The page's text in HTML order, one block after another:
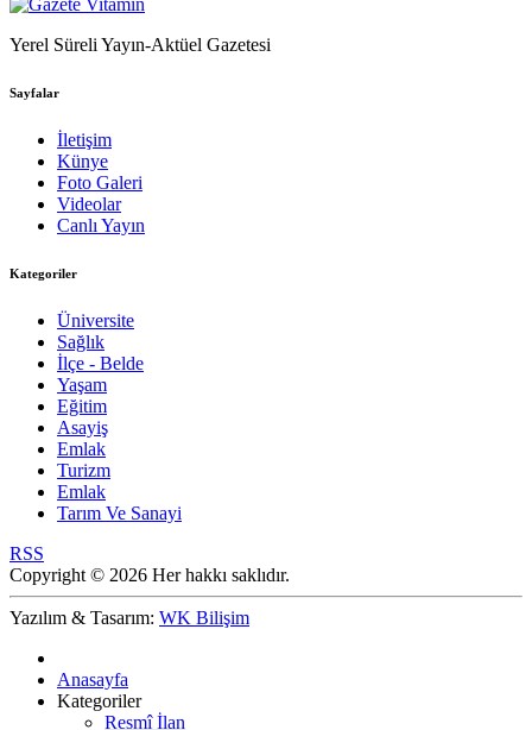
Yerel Süreli Yayın-Aktüel Gazetesi
Sayfalar
İletişim
Künye
Foto Galeri
Videolar
Canlı Yayın
Kategoriler
Üniversite
Sağlık
İlçe - Belde
Yaşam
Eğitim
Asayiş
Emlak
Turizm
Emlak
Tarım Ve Sanayi
RSS
Copyright © 2026 Her hakkı saklıdır.
Yazılım & Tasarım: WK Bilişim
Anasayfa
Kategoriler
Resmî İlan